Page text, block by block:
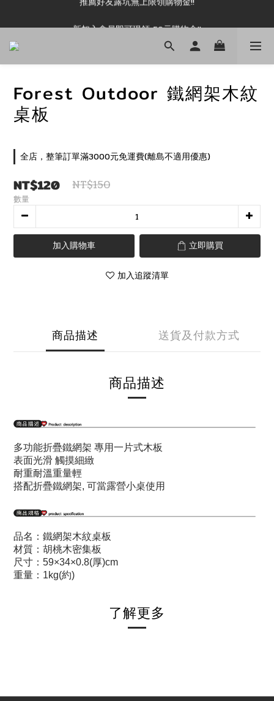
新加入會員即可現領 50元購物金!!
Forest Outdoor 鐵網架木紋
桌板
全店，整筆訂單滿3000元免運費(離島不適用優惠)
NT$120 NT$150
數量
加入購物車 立即購買
加入追蹤清單
商品描述 送貨及付款方式
商品描述
多功能折疊鐵網架 專用一片式木板
表面光滑 觸摸細緻
耐重耐溫重量輕
搭配折疊鐵網架, 可當露營小桌使用
品名：鐵網架木紋桌板
材質：胡桃木密集板
尺寸：59×34×0.8(厚)cm
重量：1kg(約)
了解更多